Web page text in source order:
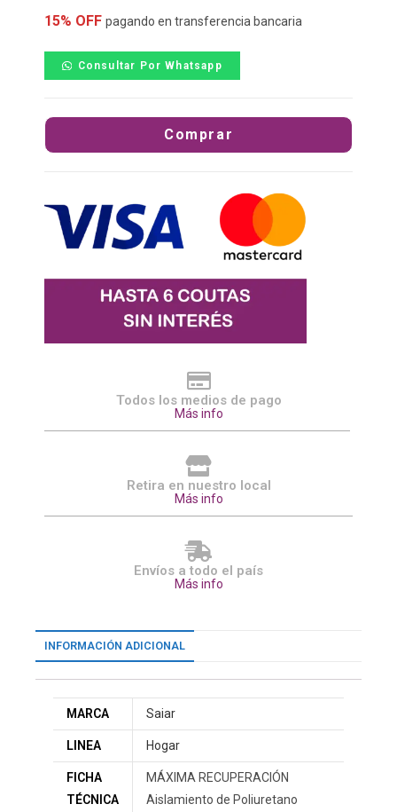
15% OFF pagando en transferencia bancaria
Consultar Por Whatsapp
Comprar
Todos los medios de pago
Más info
Retira en nuestro local
Más info
Envíos a todo el país
Más info
INFORMACIÓN ADICIONAL
MARCA Saiar
LINEA Hogar
FICHA
TÉCNICA
MÁXIMA RECUPERACIÓN
Aislamiento de Poliuretano